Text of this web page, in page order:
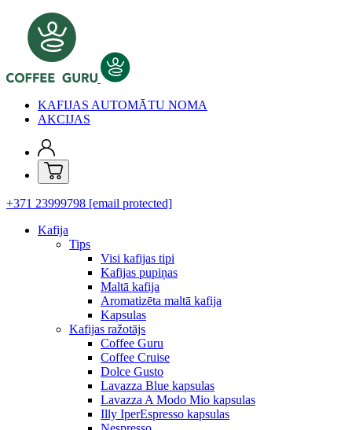
KAFIJAS AUTOMĀTU NOMA
AKCIJAS
+371 23999798 [email protected]
Kafija
Tips
Visi kafijas tipi
Kafijas pupiņas
Maltā kafija
Aromatizēta maltā kafija
Kapsulas
Kafijas ražotājs
Coffee Guru
Coffee Cruise
Dolce Gusto
Lavazza Blue kapsulas
Lavazza A Modo Mio kapsulas
Illy IperEspresso kapsulas